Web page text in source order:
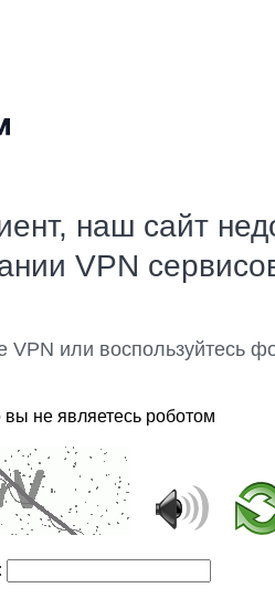
наш сайт
VPN
VPN или воспользуйтесь
не являетесь роботом